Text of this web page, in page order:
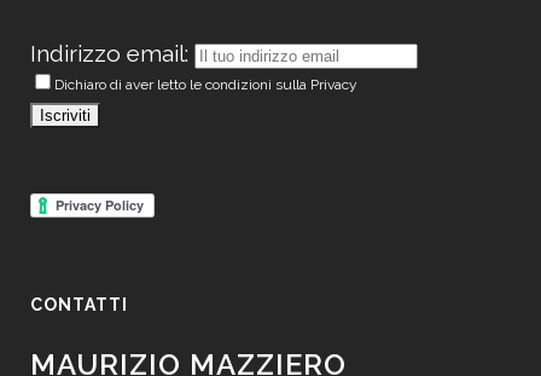
Indirizzo email:
Dichiaro di aver letto le condizioni sulla Privacy
CONTATTI
MAURIZIO MAZZIERO